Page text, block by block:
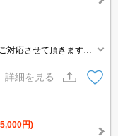
対応させて頂きます～
詳細を見る
円)